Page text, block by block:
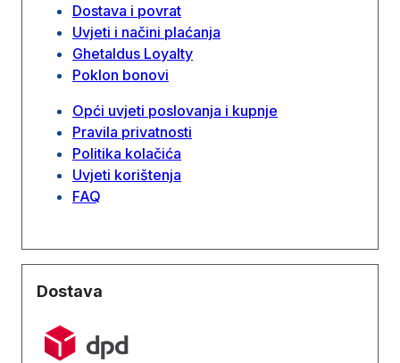
Dostava i povrat
Uvjeti i načini plaćanja
Ghetaldus Loyalty
Poklon bonovi
Opći uvjeti poslovanja i kupnje
Pravila privatnosti
Politika kolačića
Uvjeti korištenja
FAQ
Dostava